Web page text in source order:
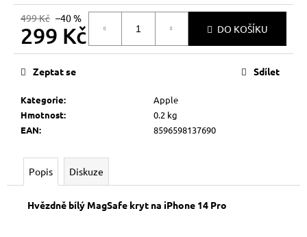
499 Kč –40 %
299 Kč
Měrná
DO KOŠÍKU
Kategorie:
Apple
Hmotnost:
0.2 kg
EAN: 8596598137690
Zeptat se Sdílet
Popis Diskuze
Hvězdně bílý MagSafe kryt na iPhone 14 Pro
HLEDAT
D
p
o
j